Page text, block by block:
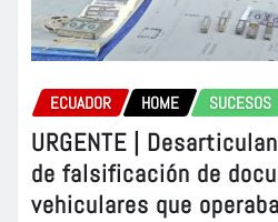
ECUADOR HOME SUCESOS
URGENTE |
de falsificación de
vehiculares que